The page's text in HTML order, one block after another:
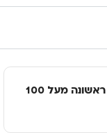
ללקוחות חדשים! 10% הנחה בקנייה ראשונה מעל 100